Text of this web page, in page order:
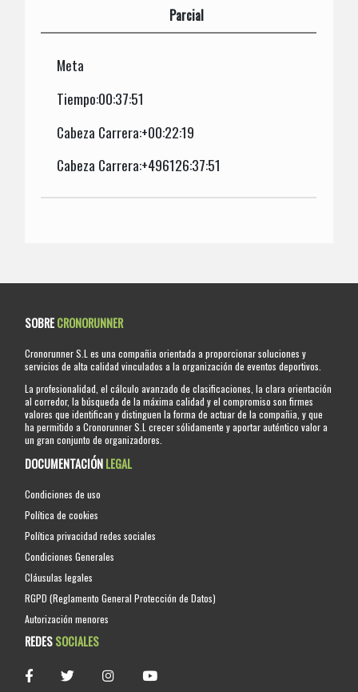
Parcial
Meta
Tiempo:00:37:51
Cabeza Carrera:+00:22:19
Cabeza Carrera:+496126:37:51
SOBRECRONORUNNER
Cronorunner S.L es una compañia orientada a proporcionar soluciones y
servicios de alta calidad vinculados a la organización de eventos deportivos.
La profesionalidad, el cálculo avanzado de clasificaciones, la clara orientación
al corredor, la búsqueda de la máxima calidad y el compromiso son firmes
valores que identifican y distinguen la forma de actuar de la compañia, y que
ha permitido a Cronorunner S.L crecer sólidamente y aportar auténtico valor a
un gran conjunto de organizadores.
DOCUMENTACIÓNLEGAL
Condiciones de uso
Política de cookies
Política privacidad redes sociales
Condiciones Generales
Cláusulas legales
RGPD (Reglamento General Protección de Datos)
Autorización menores
REDESSOCIALES